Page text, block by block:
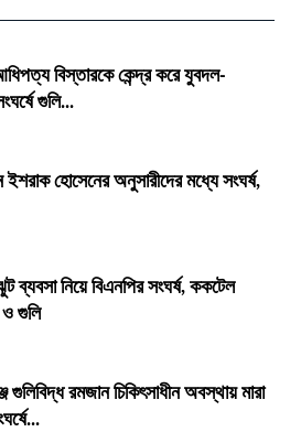
বিস্তারকে কেন্দ্র করে যুবদল-
গুলি...
হোসেনের অনুসারীদের মধ্যে সংঘর্ষ,
ব্যবসা নিয়ে বিএনপির সংঘর্ষ, ককটেল
গুলি
গুলিবিদ্ধ রমজান চিকিৎসাধীন অবস্থায় মারা